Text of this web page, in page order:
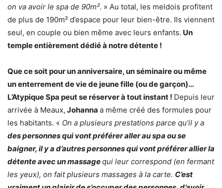
on va avoir le spa de 90m². » Au total, les meldois profitent
de plus de 190m² d’espace pour leur bien-être. Ils viennent
seul, en couple ou bien même avec leurs enfants. Un
temple entièrement dédié à notre détente !
Que ce soit pour un anniversaire, un séminaire ou même
un enterrement de vie de jeune fille (ou de garçon)…
L’Atypique Spa peut se réserver à tout instant ! Depuis leur
arrivée à Meaux, Johanna a même créé des formules pour
les habitants. « On a plusieurs prestations parce qu’il y a
des personnes qui vont préférer aller au spa ou se
baigner, il y a d’autres personnes qui vont préférer allier la
détente avec un massagequi leur correspond (en fermant
les yeux), on fait plusieurs massages à la carte. C’est